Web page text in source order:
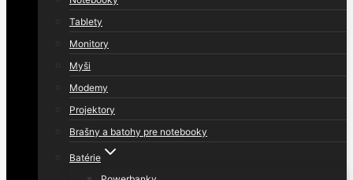
Tablety
Monitory
Myši
Modemy
Projektory
Brašny a batohy pre notebooky
Batérie